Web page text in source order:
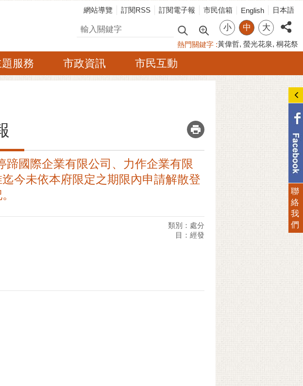
網站導覽 訂閱RSS 訂閱電子報 市民信箱 English 日本語
搜尋 小 中 大
熱門關鍵字 黃偉哲 螢光花泉 桐花祭
服務 市政資訊 市民互動
_
國際企業有限公司、力作企業有限
今未依本府限定之期限內申請解散登
類別：處分
目：經發
聯
絡
我
們